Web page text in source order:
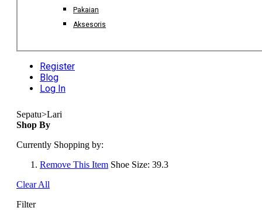
Pakaian
Aksesoris
Register
Blog
Log In
Sepatu>Lari
Shop By
Currently Shopping by:
Remove This Item Shoe Size: 39.3
Clear All
Filter